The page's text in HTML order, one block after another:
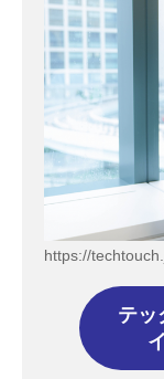
https://
テッ